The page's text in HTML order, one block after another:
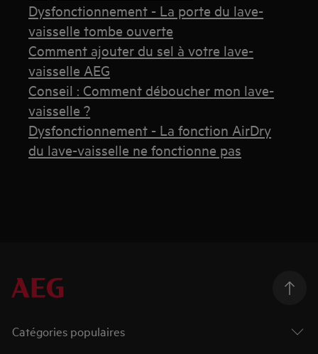
Dysfonctionnement - La porte du lave-
vaisselle tombe ouverte
Comment ajouter du sel à votre lave-
vaisselle AEG
Conseil : Comment déboucher mon lave-
vaisselle ?
Dysfonctionnement - La fonction AirDry
du lave-vaisselle ne fonctionne pas
Catégories populaires